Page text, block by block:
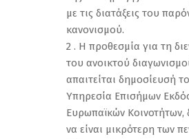
με τις διατάξεις του
κανονισμού.
2 . Η προθεσμία για τη
του ανοικτού
απαιτείται δημοσίευσή
Υπηρεσία Επισήμων
Ευρωπαϊκών Κοινοτήτων,
να είναι μικρότερη των